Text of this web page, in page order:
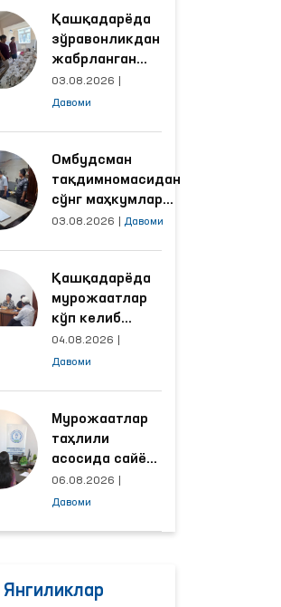
Қашқадарёда
зўравонликдан
жабрланган
аёлнинг ҳолати
Омбудсман
03.08.2026
Давоми
Омбудсман
тақдимномасидан
сўнг маҳкумлар
меҳнат қилаётган
яхшиланди
03.08.2026 Давоми
Қашқадарёда
мурожаатлар
кўп келиб
тушаётган
ҳудудлар
ишлаш йўлга
қўйилди
04.08.2026
Давоми
Мурожаатлар
таҳлили
асосида сайёр
қабул
ўтказиладиган
06.08.2026
Давоми
Янгиликлар